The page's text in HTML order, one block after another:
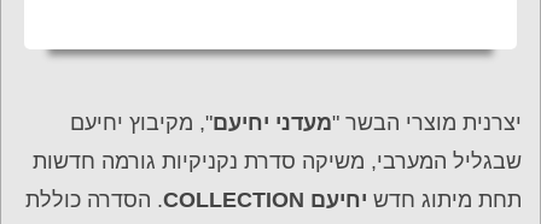
יצרנית מוצרי הבשר "מעדני יחיעם", מקיבוץ יחיעם
שבגליל המערבי, משיקה סדרת נקניקיות גורמה חדשות
תחת מיתוג חדש יחיעם COLLECTION. הסדרה כוללת